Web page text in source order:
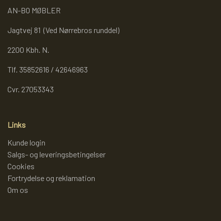
AN-BO MØBLER
Jagtvej 81 (Ved Nørrebros runddel)
2200 Kbh. N.
Tlf. 35852616 / 42646963
Cvr. 27053343
Links
Kunde login
Salgs- og leveringsbetingelser
Cookies
Fortrydelse og reklamation
Om os